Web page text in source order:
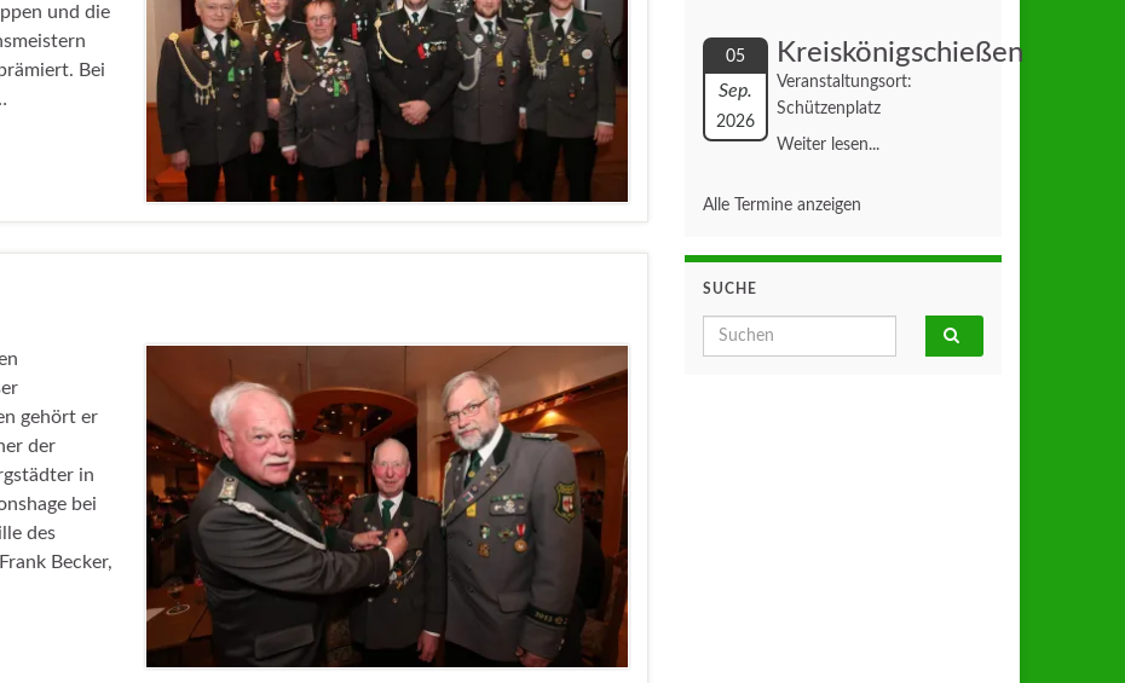
und die
Bei
gehört er
der
in
bei
des
Becker,
05
Sep.
2026
Kreiskönigschießen
Veranstaltungsort:
Schützenplatz
Weiter lesen...
Alle Termine anzeigen
SUCHE
Search for: